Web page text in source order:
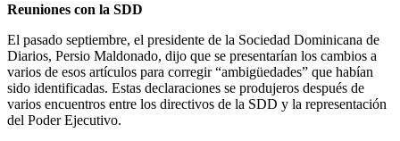
Reuniones con la SDD
El pasado septiembre, el presidente de la Sociedad Dominicana de
Diarios, Persio Maldonado, dijo que se presentarían los cambios a
varios de esos artículos para corregir “ambigüedades” que habían
sido identificadas. Estas declaraciones se produjeros después de
varios encuentros entre los directivos de la SDD y la representación
del Poder Ejecutivo.